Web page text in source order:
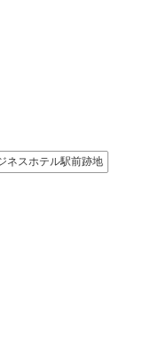
ネスホテル駅前跡地